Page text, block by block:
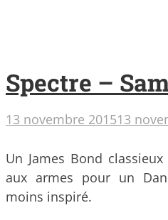
Spectre –
13 novembre 201513
Un James Bond
aux armes pour un
moins inspiré.